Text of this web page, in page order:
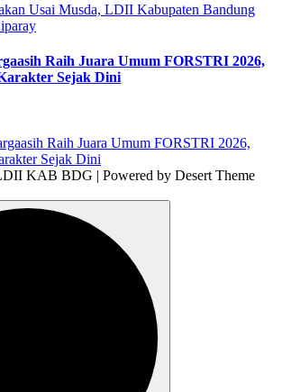
Raih Juara Umum FORSTRI 2026,
Sejak Dini
KAB BDG | Powered by Desert Theme